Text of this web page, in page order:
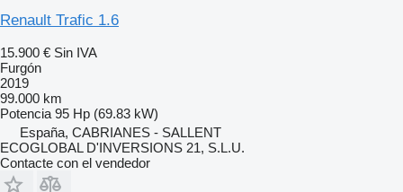
Renault Trafic 1.6
15.900 € Sin IVA
Furgón
2019
99.000 km
Potencia 95 Hp (69.83 kW)
España, CABRIANES - SALLENT
ECOGLOBAL D'INVERSIONS 21, S.L.U.
Contacte con el vendedor